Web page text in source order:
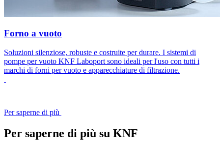
Forno a vuoto
Soluzioni silenziose, robuste e costruite per durare. I sistemi di
pompe per vuoto KNF Laboport sono ideali per l'uso con tutti i
marchi di forni per vuoto e apparecchiature di filtrazione.
Per saperne di più
Per saperne di più su KNF